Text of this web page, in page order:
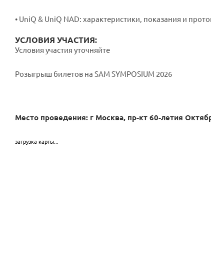
• UniQ & UniQ NAD: характеристики, показания и
УСЛОВИЯ УЧАСТИЯ:
Условия участия уточняйте
Розыгрыш билетов на SAM SYMPOSIUM 2026
Место проведения: г Москва, пр-кт 60-летия
загрузка карты...